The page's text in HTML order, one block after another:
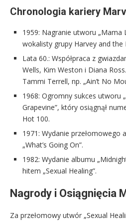
Chronologia kariery
1959: Nagranie utworu „Mama
wokalisty grupy Harvey and
Lata 60.: Współpraca z
Wells, Kim Weston i Diana
Tammi Terrell, np. „Ain’t No
1968: Ogromny sukces utworu
Grapevine”, który osiągnął
Hot 100.
1971: Wydanie przełomowego
„What’s Going On”.
1982: Wydanie albumu
hitem „Sexual Healing”.
Nagrody i Osiągnięcia
Za przełomowy utwór „Sexual